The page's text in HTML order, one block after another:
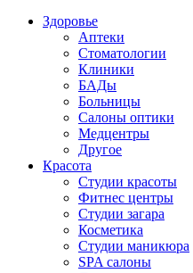
Здоровье
Аптеки
Стоматологии
Клиники
БАДы
Больницы
Салоны оптики
Медцентры
Другое
Красота
Студии красоты
Фитнес центры
Студии загара
Косметика
Студии маникюра
SPA салоны